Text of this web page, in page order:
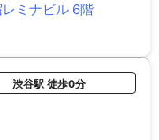
ミナビル 6階
渋谷駅 徒歩0分